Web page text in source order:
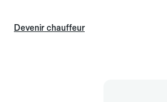
Devenir chauffeur